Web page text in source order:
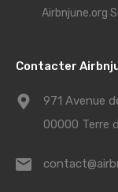
Airbnjune.org
Contacter
971 Avenue
00000 Terre